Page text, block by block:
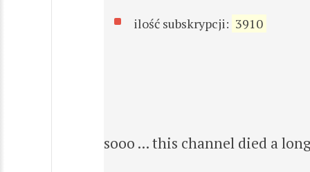
ilość subskrypcji: 3910
sooo ... this channel died a